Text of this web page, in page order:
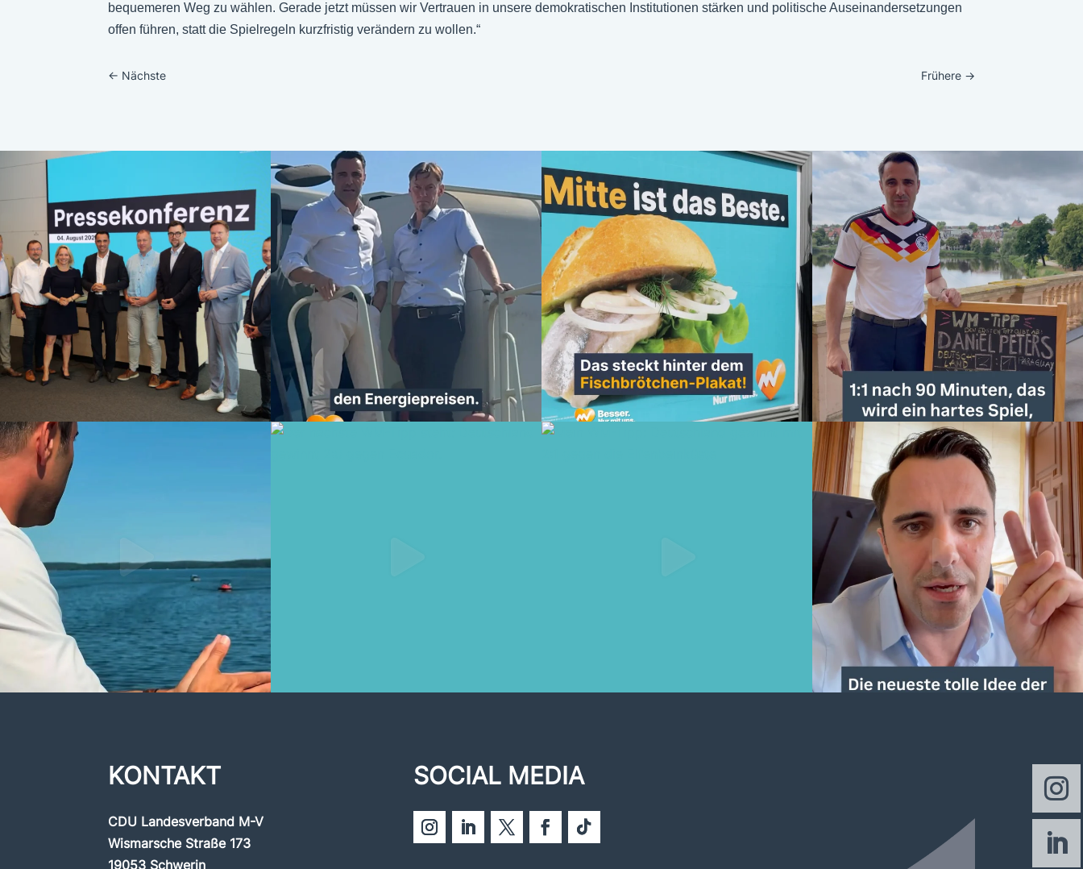
bequemeren Weg zu wählen. Gerade jetzt müssen wir Vertrauen in unsere demokratischen Institutionen stärken und politische Auseinandersetzungen
offen führen, statt die Spielregeln kurzfristig verändern zu wollen.“
← Nächste Frühere→
KONTAKT
CDU Landesverband M-V
Wismarsche Straße 173
19053 Schwerin
SOCIAL MEDIA